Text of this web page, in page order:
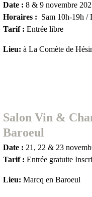
Date : 8 & 9 novembre
Horaires : Sam 10h-19h /
Tarif : Entrée libre
Lieu: à La Comète de
Salon Vin &
Baroeul
Date : 21, 22 & 23
Tarif : Entrée gratuite
Lieu: Marcq en Baroeul